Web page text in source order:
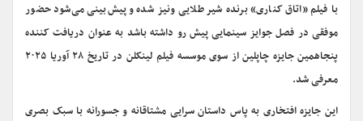
با فیلم «اتاق کناری» برنده شیر طلایی ونیز شده و پیش‌بینی می‌شود حضور
موفقی در فصل جوایز سینمایی پیش رو داشته باشد به عنوان دریافت کننده
پنجاهمین جایزه چاپلین از سوی موسسه فیلم لینکلن در تاریخ ۲۸ آوریا ۲۰۲۵
معرفی شد.
این جایزه افتخاری به پاس داستان سرایی مشتاقانه و جسورانه با سبک بصری